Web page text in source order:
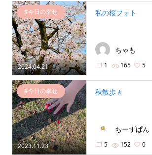
2024.04.21
#今日の幸せ 私の桜フォト
ちゃも
1 165 5
2023.11.23
#今日の幸せ 秋散歩🚶
ちーずぱん
5 152 0